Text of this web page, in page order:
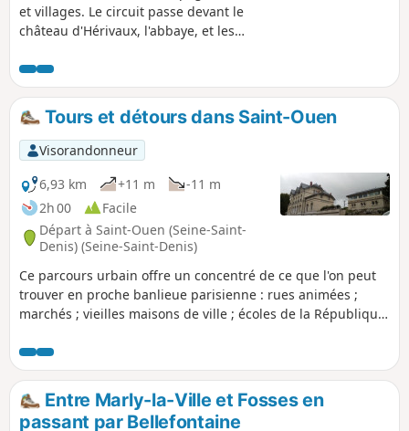
et villages. Le circuit passe devant le
château d'Hérivaux, l'abbaye, et les
siècle (une borne marque
l'emplacement du moulin). Traversée du
village de Bellefontaine avec les rives de
l'Ysieux et le lac.
Tours et détours dans Saint-Ouen
Visorandonneur
6,93 km
+11 m
-11 m
2h 00
Facile
Départ à Saint-Ouen (Seine-Saint-
Denis) (Seine-Saint-Denis)
Ce parcours urbain offre un concentré de ce que l'on peut
trouver en proche banlieue parisienne : rues animées ;
marchés ; vieilles maisons de ville ; écoles de la République
tours plus récentes ; anciens ateliers et quelques usines
encore sur place ; espaces verts ; quartiers en pleine
évolution. Ajouter à cela une déambulation dans le célèbre
Marché aux puces, un joli point de vue sur la Seine et un
Entre Marly-la-Ville et Fosses en
passant par Bellefontaine